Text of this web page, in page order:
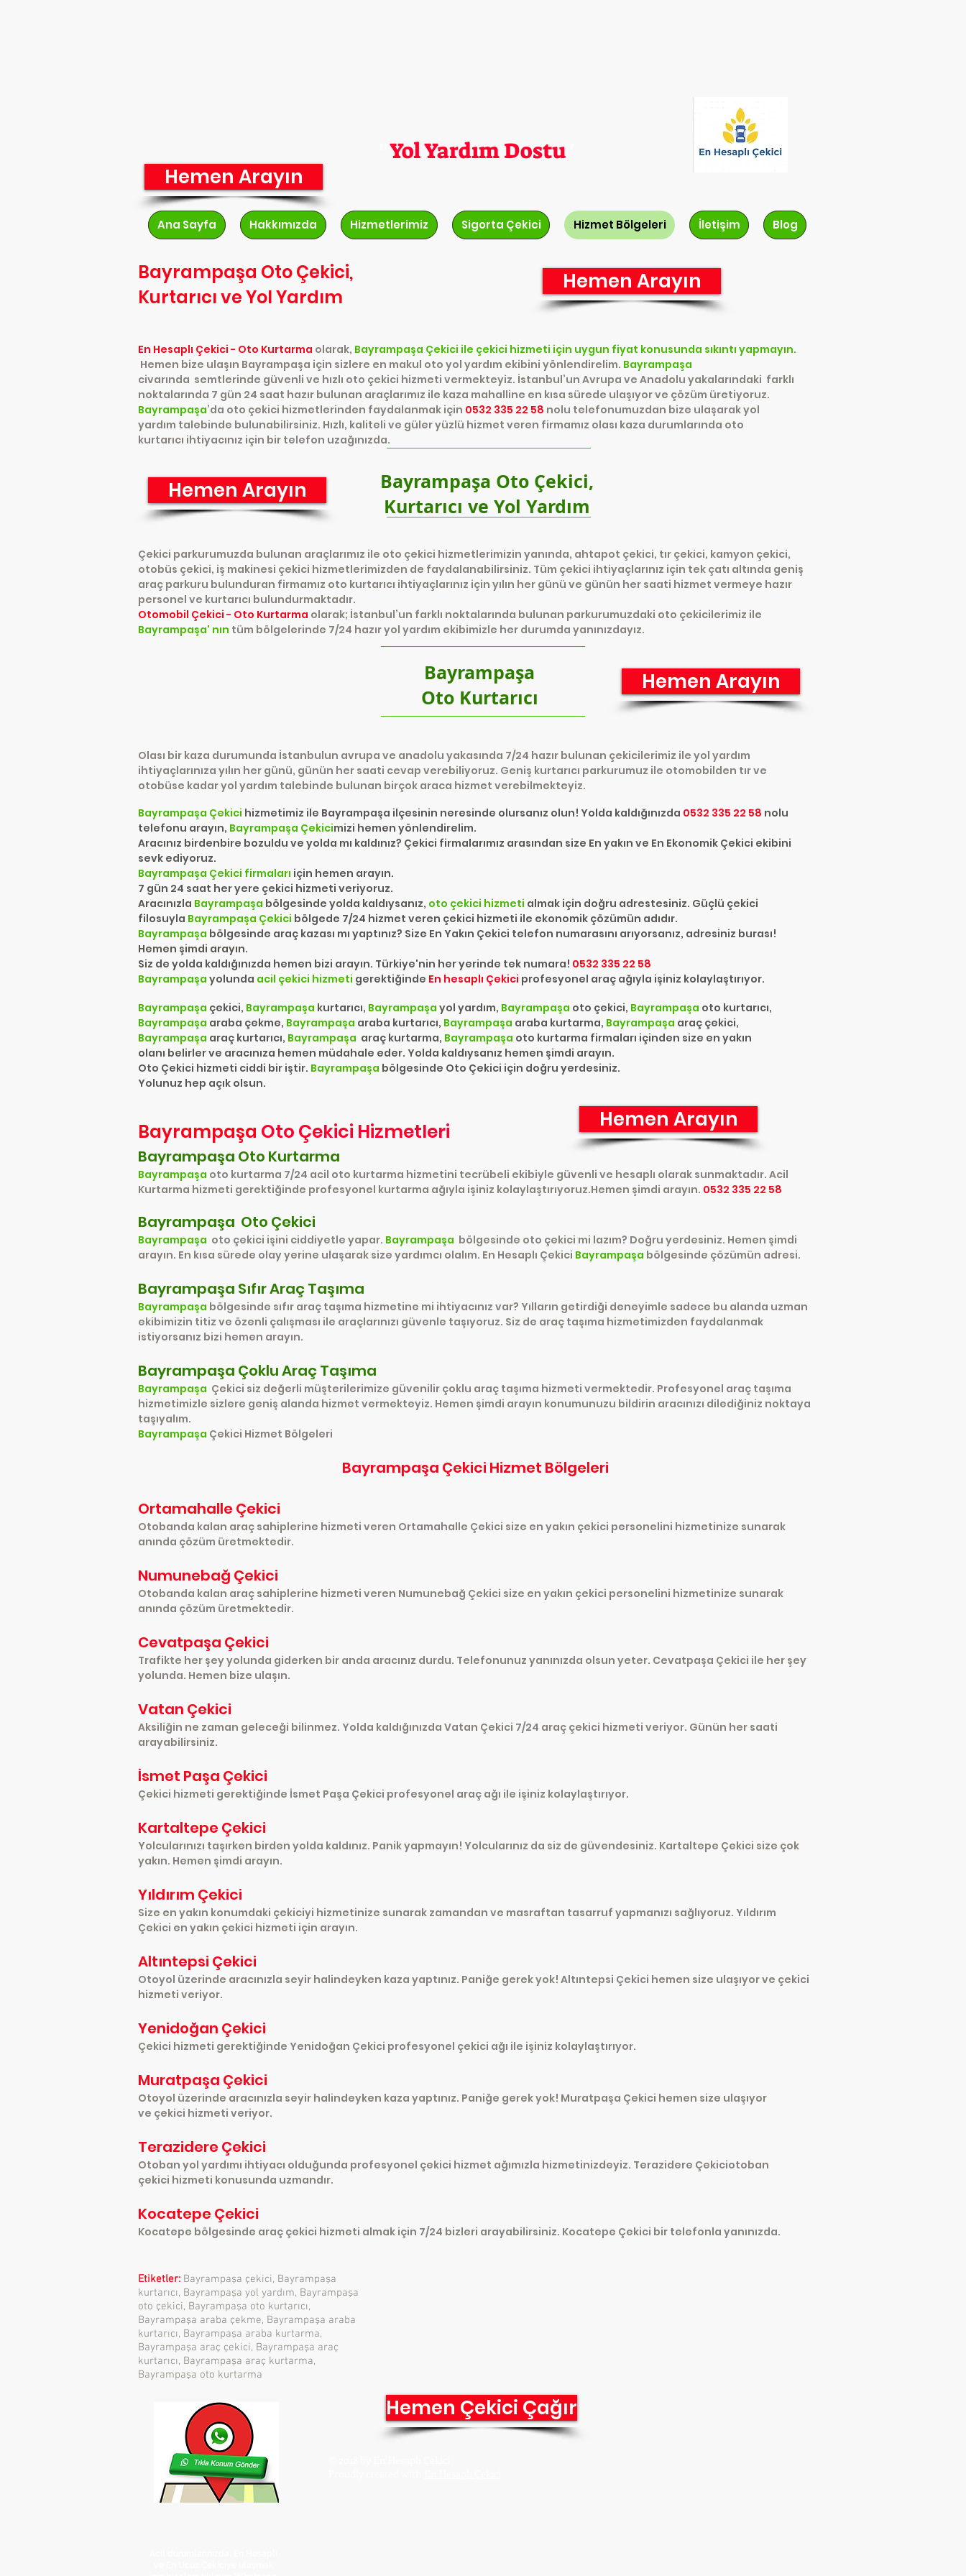
Yol Yardım Dostu"
Hemen Arayın
Ana Sayfa Hakkımızda Hizmetlerimiz Sigorta Çekici Hizmet Bölgeleri İletişim Blog
Bayrampaşa Oto Çekici,
Kurtarıcı ve Yol Yardım
Hemen Arayın
En Hesaplı Çekici - Oto Kurtarma olarak, Bayrampaşa Çekici ile çekici hizmeti için uygun fiyat konusunda sıkıntı yapmayın.
Hemen bize ulaşın Bayrampaşa için sizlere en makul oto yol yardım ekibini yönlendirelim. Bayrampaşa
civarında semtlerinde güvenli ve hızlı oto çekici hizmeti vermekteyiz. İstanbul’un Avrupa ve Anadolu yakalarındaki farklı
noktalarında 7 gün 24 saat hazır bulunan araçlarımız ile kaza mahalline en kısa sürede ulaşıyor ve çözüm üretiyoruz.
Bayrampaşa’da oto çekici hizmetlerinden faydalanmak için 0532 335 22 58 nolu telefonumuzdan bize ulaşarak yol
yardım talebinde bulunabilirsiniz. Hızlı, kaliteli ve güler yüzlü hizmet veren firmamız olası kaza durumlarında oto
kurtarıcı ihtiyacınız için bir telefon uzağınızda.
Hemen Arayın
Bayrampaşa Oto Çekici,
Kurtarıcı ve Yol Yardım
Çekici parkurumuzda bulunan araçlarımız ile oto çekici hizmetlerimizin yanında, ahtapot çekici, tır çekici, kamyon çekici,
otobüs çekici, iş makinesi çekici hizmetlerimizden de faydalanabilirsiniz. Tüm çekici ihtiyaçlarınız için tek çatı altında geniş
araç parkuru bulunduran firmamız oto kurtarıcı ihtiyaçlarınız için yılın her günü ve günün her saati hizmet vermeye hazır
personel ve kurtarıcı bulundurmaktadır.
Otomobil Çekici - Oto Kurtarma olarak; İstanbul’un farklı noktalarında bulunan parkurumuzdaki oto çekicilerimiz ile
Bayrampaşa' nın tüm bölgelerinde 7/24 hazır yol yardım ekibimizle her durumda yanınızdayız.
Bayrampaşa
Oto Kurtarıcı
Hemen Arayın
Olası bir kaza durumunda İstanbulun avrupa ve anadolu yakasında 7/24 hazır bulunan çekicilerimiz ile yol yardım
ihtiyaçlarınıza yılın her günü, günün her saati cevap verebiliyoruz. Geniş kurtarıcı parkurumuz ile otomobilden tır ve
otobüse kadar yol yardım talebinde bulunan birçok araca hizmet verebilmekteyiz.
Bayrampaşa Çekici hizmetimiz ile Bayrampaşa ilçesinin neresinde olursanız olun! Yolda kaldığınızda 0532 335 22 58 nolu
telefonu arayın, Bayrampaşa Çekicimizi hemen yönlendirelim.
Aracınız birdenbire bozuldu ve yolda mı kaldınız? Çekici firmalarımız arasından size En yakın ve En Ekonomik Çekici ekibini
sevk ediyoruz.
Bayrampaşa Çekici firmaları için hemen arayın.
7 gün 24 saat her yere çekici hizmeti veriyoruz.
Aracınızla Bayrampaşa bölgesinde yolda kaldıysanız, oto çekici hizmeti almak için doğru adrestesiniz. Güçlü çekici
filosuyla Bayrampaşa Çekici bölgede 7/24 hizmet veren çekici hizmeti ile ekonomik çözümün adıdır.
Bayrampaşa bölgesinde araç kazası mı yaptınız? Size En Yakın Çekici telefon numarasını arıyorsanız, adresiniz burası!
Hemen şimdi arayın.
Siz de yolda kaldığınızda hemen bizi arayın. Türkiye'nin her yerinde tek numara! 0532 335 22 58
Bayrampaşa yolunda acil çekici hizmeti gerektiğinde En hesaplı Çekici profesyonel araç ağıyla işiniz kolaylaştırıyor.
Bayrampaşa çekici, Bayrampaşa kurtarıcı, Bayrampaşa yol yardım, Bayrampaşa oto çekici, Bayrampaşa oto kurtarıcı,
Bayrampaşa araba çekme, Bayrampaşa araba kurtarıcı, Bayrampaşa araba kurtarma, Bayrampaşa araç çekici,
Bayrampaşa araç kurtarıcı, Bayrampaşa araç kurtarma, Bayrampaşa oto kurtarma firmaları içinden size en yakın
olanı belirler ve aracınıza hemen müdahale eder. Yolda kaldıysanız hemen şimdi arayın.
Oto Çekici hizmeti ciddi bir iştir. Bayrampaşa bölgesinde Oto Çekici için doğru yerdesiniz.
Yolunuz hep açık olsun.
Bayrampaşa Oto Çekici Hizmetleri
Bayrampaşa Oto Kurtarma
Bayrampaşa oto kurtarma 7/24 acil oto kurtarma hizmetini tecrübeli ekibiyle güvenli ve hesaplı olarak sunmaktadır. Acil
Kurtarma hizmeti gerektiğinde profesyonel kurtarma ağıyla işiniz kolaylaştırıyoruz.Hemen şimdi arayın. 0532 335 22 58
Bayrampaşa Oto Çekici
Bayrampaşa oto çekici işini ciddiyetle yapar. Bayrampaşa bölgesinde oto çekici mi lazım? Doğru yerdesiniz. Hemen şimdi
arayın. En kısa sürede olay yerine ulaşarak size yardımcı olalım. En Hesaplı Çekici Bayrampaşa bölgesinde çözümün adresi.
Bayrampaşa Sıfır Araç Taşıma
Bayrampaşa bölgesinde sıfır araç taşıma hizmetine mi ihtiyacınız var? Yılların getirdiği deneyimle sadece bu alanda uzman
ekibimizin titiz ve özenli çalışması ile araçlarınızı güvenle taşıyoruz. Siz de araç taşıma hizmetimizden faydalanmak
istiyorsanız bizi hemen arayın.
Bayrampaşa Çoklu Araç Taşıma
Bayrampaşa Çekici siz değerli müşterilerimize güvenilir çoklu araç taşıma hizmeti vermektedir. Profesyonel araç taşıma
hizmetimizle sizlere geniş alanda hizmet vermekteyiz. Hemen şimdi arayın konumunuzu bildirin aracınızı dilediğiniz noktaya
taşıyalım.
Bayrampaşa Çekici Hizmet Bölgeleri
Bayrampaşa Çekici Hizmet Bölgeleri
Ortamahalle Çekici
Otobanda kalan araç sahiplerine hizmeti veren Ortamahalle Çekici size en yakın çekici personelini hizmetinize sunarak
anında çözüm üretmektedir.
Numunebağ Çekici
Otobanda kalan araç sahiplerine hizmeti veren Numunebağ Çekici size en yakın çekici personelini hizmetinize sunarak
anında çözüm üretmektedir.
Cevatpaşa Çekici
Trafikte her şey yolunda giderken bir anda aracınız durdu. Telefonunuz yanınızda olsun yeter. Cevatpaşa Çekici ile her şey
yolunda. Hemen bize ulaşın.
Vatan Çekici
Aksiliğin ne zaman geleceği bilinmez. Yolda kaldığınızda Vatan Çekici 7/24 araç çekici hizmeti veriyor. Günün her saati
arayabilirsiniz.
İsmet Paşa Çekici
Çekici hizmeti gerektiğinde İsmet Paşa Çekici profesyonel araç ağı ile işiniz kolaylaştırıyor.
Kartaltepe Çekici
Yolcularınızı taşırken birden yolda kaldınız. Panik yapmayın! Yolcularınız da siz de güvendesiniz. Kartaltepe Çekici size çok
yakın. Hemen şimdi arayın.
Yıldırım Çekici
Size en yakın konumdaki çekiciyi hizmetinize sunarak zamandan ve masraftan tasarruf yapmanızı sağlıyoruz. Yıldırım
Çekici en yakın çekici hizmeti için arayın.
Altıntepsi Çekici
Otoyol üzerinde aracınızla seyir halindeyken kaza yaptınız. Paniğe gerek yok! Altıntepsi Çekici hemen size ulaşıyor ve çekici
hizmeti veriyor.
Yenidoğan Çekici
Çekici hizmeti gerektiğinde Yenidoğan Çekici profesyonel çekici ağı ile işiniz kolaylaştırıyor.
Muratpaşa Çekici
Otoyol üzerinde aracınızla seyir halindeyken kaza yaptınız. Paniğe gerek yok! Muratpaşa Çekici hemen size ulaşıyor
ve çekici hizmeti veriyor.
Terazidere Çekici
Otoban yol yardımı ihtiyacı olduğunda profesyonel çekici hizmet ağımızla hizmetinizdeyiz. Terazidere Çekiciotoban
çekici hizmeti konusunda uzmandır.
Kocatepe Çekici
Kocatepe bölgesinde araç çekici hizmeti almak için 7/24 bizleri arayabilirsiniz. Kocatepe Çekici bir telefonla yanınızda.
Hemen Arayın
Etiketler: Bayrampaşa çekici, Bayrampaşa
kurtarıcı, Bayrampaşa yol yardım, Bayrampaşa
oto çekici, Bayrampaşa oto kurtarıcı,
Bayrampaşa araba çekme, Bayrampaşa araba
kurtarıcı, Bayrampaşa araba kurtarma,
Bayrampaşa araç çekici, Bayrampaşa araç
kurtarıcı, Bayrampaşa araç kurtarma,
Bayrampaşa oto kurtarma
Hemen Çekici Çağır